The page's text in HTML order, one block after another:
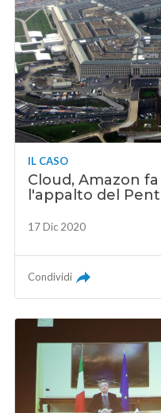
IL CASO
Cloud, Amazon
l'appalto del
17 Dic 2020
Condividi